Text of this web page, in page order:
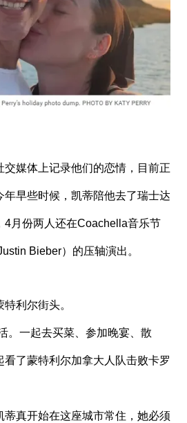
交媒体上记录他们的恋情，目前正
年早些时候，凯蒂陪他去了瑞士达
4月份两人还在Coachella音乐节
Bieber）的压轴演出。
利尔街头。
。一起去买菜、参加晚宴、散
了蒙特利尔加拿大人队击败卡罗
蒂真开始在这座城市常住，她必须